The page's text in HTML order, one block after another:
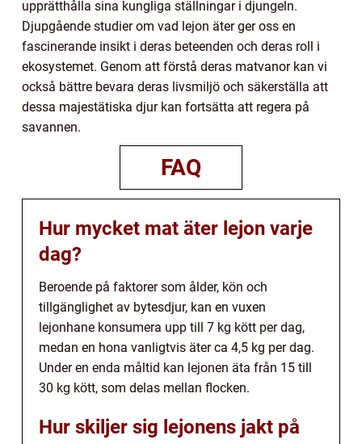
upprätthålla sina kungliga ställningar i djungeln.
Djupgående studier om vad lejon äter ger oss en
fascinerande insikt i deras beteenden och deras roll i
ekosystemet. Genom att förstå deras matvanor kan vi
också bättre bevara deras livsmiljö och säkerställa att
dessa majestätiska djur kan fortsätta att regera på
savannen.
FAQ
Hur mycket mat äter lejon varje
dag?
Beroende på faktorer som ålder, kön och
tillgänglighet av bytesdjur, kan en vuxen
lejonhane konsumera upp till 7 kg kött per dag,
medan en hona vanligtvis äter ca 4,5 kg per dag.
Under en enda måltid kan lejonen äta från 15 till
30 kg kött, som delas mellan flocken.
Hur skiljer sig lejonens jakt på